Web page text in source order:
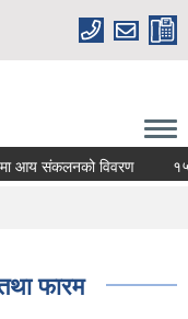
संकलनको विवरण १५
फारम